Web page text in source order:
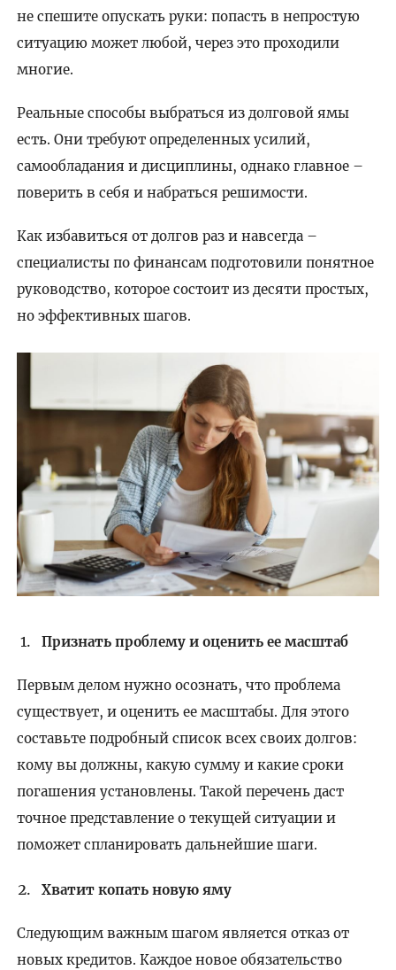
не спешите опускать руки: попасть в непростую
ситуацию может любой, через это проходили
многие.
Реальные способы выбраться из долговой ямы
есть. Они требуют определенных усилий,
самообладания и дисциплины, однако главное –
поверить в себя и набраться решимости.
Как избавиться от долгов раз и навсегда –
специалисты по финансам подготовили понятное
руководство, которое состоит из десяти простых,
но эффективных шагов.
Признать проблему и оценить ее масштаб
Первым делом нужно осознать, что проблема
существует, и оценить ее масштабы. Для этого
составьте подробный список всех своих долгов:
кому вы должны, какую сумму и какие сроки
погашения установлены. Такой перечень даст
точное представление о текущей ситуации и
поможет спланировать дальнейшие шаги.
Хватит копать новую яму
Следующим важным шагом является отказ от
новых кредитов. Каждое новое обязательство